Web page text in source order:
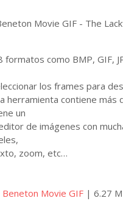
formatos como BMP, GIF,
los frames para
herramienta contiene más
un
de imágenes con
zoom, etc…
Movie GIF| 6.27